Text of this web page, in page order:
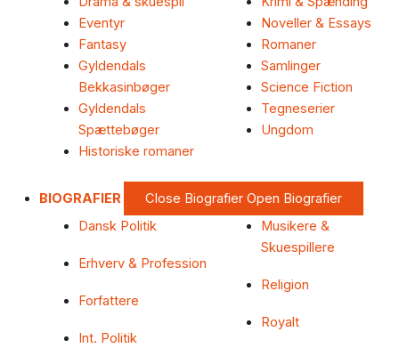
Eventyr
Fantasy
Gyldendals
Bekkasinbøger
Gyldendals
Spættebøger
Historiske romaner
Noveller & Essays
Romaner
Samlinger
Science Fiction
Tegneserier
Ungdom
BIOGRAFIER Close Biografier Open Biografier
Dansk Politik
Erhverv & Profession
Forfattere
Int. Politik
Musikere &
Skuespillere
Religion
Royalt